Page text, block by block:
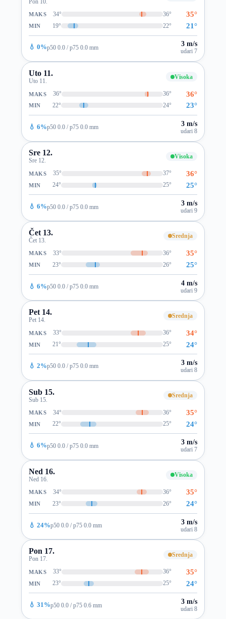
MAKS 34° 36° 35°
MIN 19° 22° 21°
💧 0%p50 0.0 / p75 0.0 mm 3 m/s
udari 7
Uto 11.
Uto 11.
Visoka
MAKS 36° 36° 36°
MIN 22° 24° 23°
💧 6%p50 0.0 / p75 0.0 mm 3 m/s
udari 8
Sre 12.
Sre 12.
Visoka
MAKS 35° 37° 36°
MIN 24° 25° 25°
💧 6%p50 0.0 / p75 0.0 mm 3 m/s
udari 9
Čet 13.
Čet 13.
Srednja
MAKS 33° 36° 35°
MIN 23° 26° 25°
💧 6%p50 0.0 / p75 0.0 mm 4 m/s
udari 9
Pet 14.
Pet 14.
Srednja
MAKS 33° 36° 34°
MIN 21° 25° 24°
💧 2%p50 0.0 / p75 0.0 mm 3 m/s
udari 8
Sub 15.
Sub 15.
Srednja
MAKS 34° 36° 35°
MIN 22° 25° 24°
💧 6%p50 0.0 / p75 0.0 mm 3 m/s
udari 7
Ned 16.
Ned 16.
Visoka
MAKS 34° 36° 35°
MIN 23° 26° 24°
💧 24%p50 0.0 / p75 0.0 mm 3 m/s
udari 8
Pon 17.
Pon 17.
Srednja
MAKS 33° 36° 35°
MIN 23° 25° 24°
💧 31%p50 0.0 / p75 0.6 mm 3 m/s
udari 8